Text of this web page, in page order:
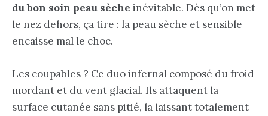
du bon soin peau sèche inévitable. Dès qu’on met
le nez dehors, ça tire : la peau sèche et sensible
encaisse mal le choc.
Les coupables ? Ce duo infernal composé du froid
mordant et du vent glacial. Ils attaquent la
surface cutanée sans pitié, la laissant totalement